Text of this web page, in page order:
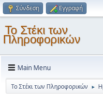
Σύνδεση Εγγραφή
Το Στέκι των
Πληροφορικών
Main Menu
Το Στέκι των Πληροφορικών ►